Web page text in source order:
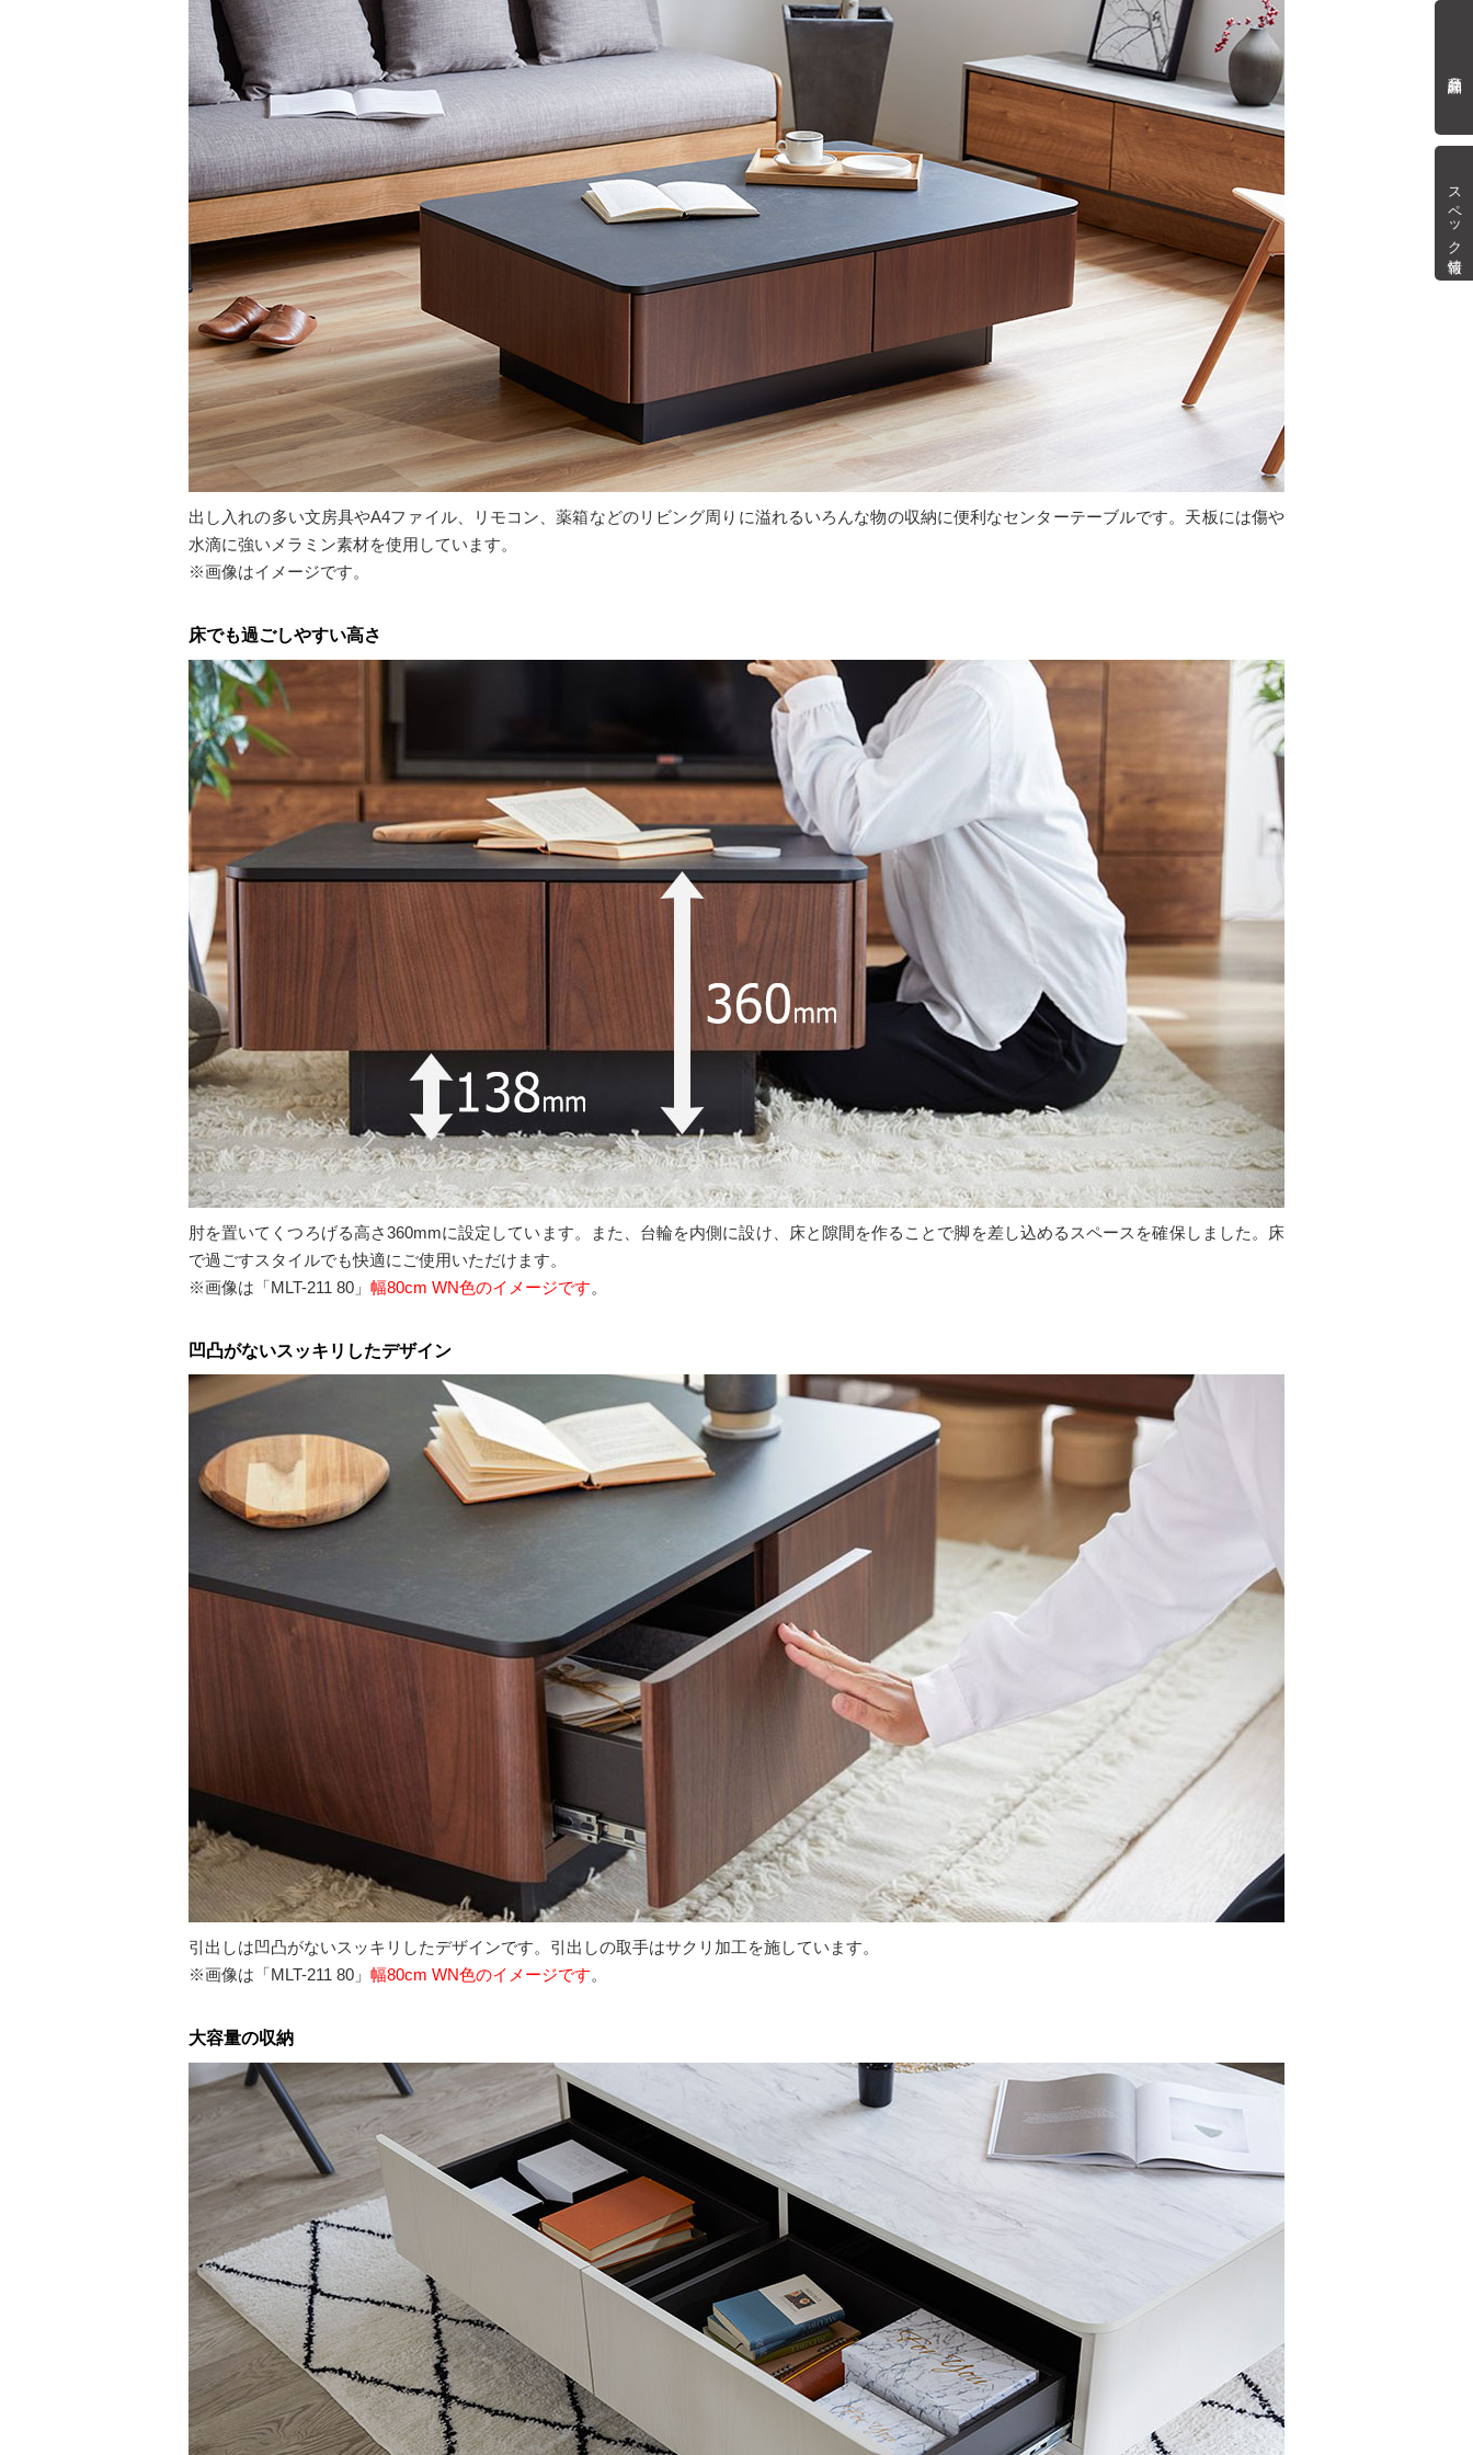
スペック情報
出し入れの多い文房具やA4ファイル、リモコン、薬箱などのリビング周りに溢れるいろんな物の収納に便利なセンターテーブルです。天板には傷や
水滴に強いメラミン素材を使用しています。
※画像はイメージです。
床でも過ごしやすい高さ
肘を置いてくつろげる高さ360mmに設定しています。また、台輪を内側に設け、床と隙間を作ることで脚を差し込めるスペースを確保しました。床
で過ごすスタイルでも快適にご使用いただけます。
※画像は「MLT-211 80」 幅80cm WN色のイメージです。
凹凸がないスッキリしたデザイン
引出しは凹凸がないスッキリしたデザインです。引出しの取手はサクリ加工を施しています。
※画像は「MLT-211 80」 幅80cm WN色のイメージです。
大容量の収納